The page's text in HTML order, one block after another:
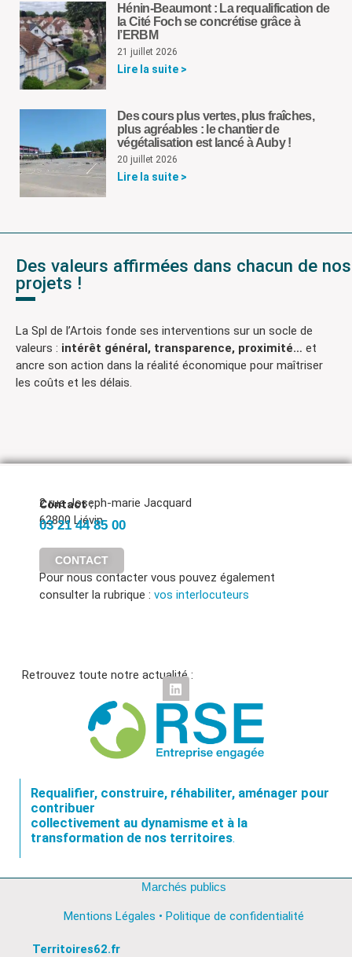
Hénin-Beaumont : La requalification de
la Cité Foch se concrétise grâce à
l’ERBM
21 juillet 2026
Lire la suite >
Des cours plus vertes, plus fraîches,
plus agréables : le chantier de
végétalisation est lancé à Auby !
20 juillet 2026
Lire la suite >
Des valeurs affirmées dans chacun de nos
projets !
La Spl de l’Artois fonde ses interventions sur un socle de
valeurs : intérêt général, transparence, proximité… et
ancre son action dans la réalité économique pour maîtriser
les coûts et les délais.
Contact :
2 rue Joseph-marie Jacquard
62800 Liévin
03 21 44 85 00
CONTACT
Pour nous contacter vous pouvez également
consulter la rubrique : vos interlocuteurs
Retrouvez toute notre actualité :
Requalifier, construire, réhabiliter, aménager pour
contribuer
collectivement au dynamisme et à la
transformation de nos territoires.
Marchés publics
Mentions Légales • Politique de confidentialité
Territoires62.fr